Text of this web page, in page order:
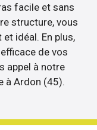
facile et sans
structure, vous
idéal. En plus,
de vos
appel à notre
à Ardon (45).